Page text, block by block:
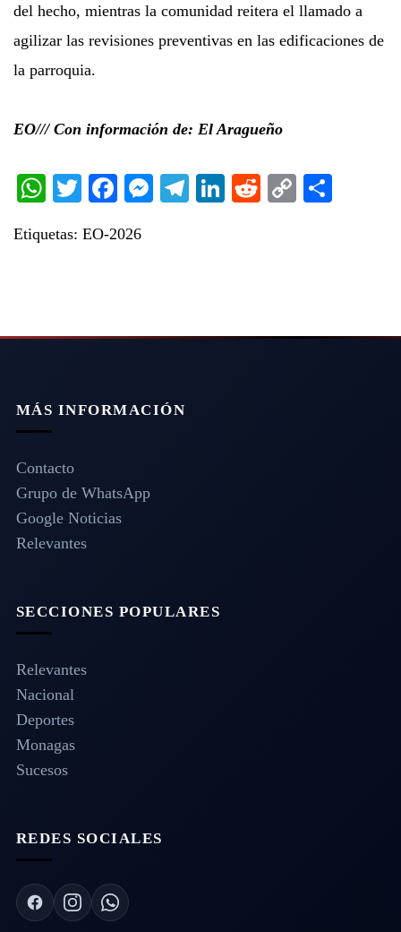
del hecho, mientras la comunidad reitera el llamado a
agilizar las revisiones preventivas en las edificaciones de
la parroquia.
EO/// Con información de: El Aragueño
WhatsApp
TwitterFacebook
Messenger
Telegram
LinkedIn
RedditCopy
Etiquetas: EO-2026
MÁS INFORMACIÓN
Contacto
Grupo de WhatsApp
Google Noticias
Relevantes
SECCIONES POPULARES
Relevantes
Nacional
Deportes
Monagas
Sucesos
REDES SOCIALES